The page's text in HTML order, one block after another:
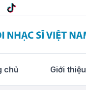
chủ Giới thiệu